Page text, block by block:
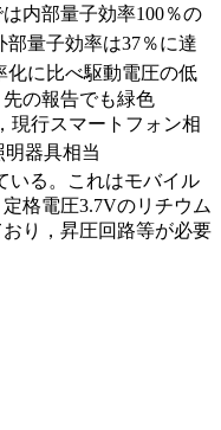
内部量子効率100％の
部量子効率は37％に達
化に比べ駆動電圧の低
の報告でも緑色
現行スマートフォン相
器具相当
いる。これはモバイル
格電圧3.7Vのリチウム
り，昇圧回路等が必要